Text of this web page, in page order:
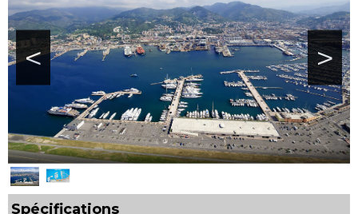
>
<
Spécifications